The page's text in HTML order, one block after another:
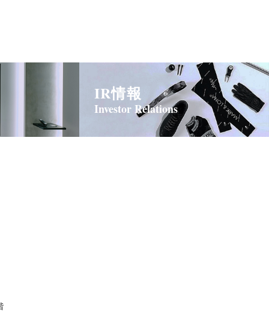
IR情報
Investor Relations